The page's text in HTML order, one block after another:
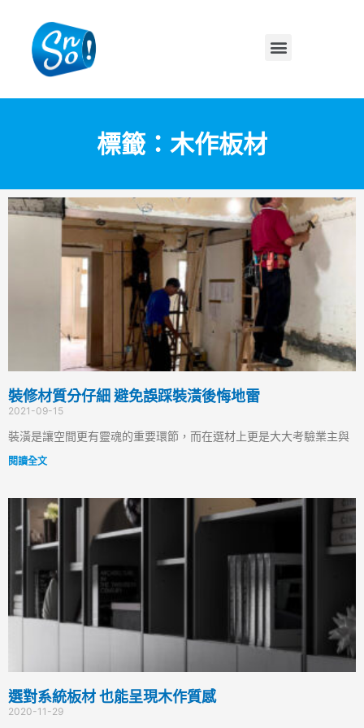
標籤：木作板材
裝修材質分仔細 避免誤踩裝潢後悔地雷
2021-09-15
裝潢是讓空間更有靈魂的重要環節，而在選材上更是大大考驗業主與
閱讀全文
選對系統板材 也能呈現木作質感
2020-11-29